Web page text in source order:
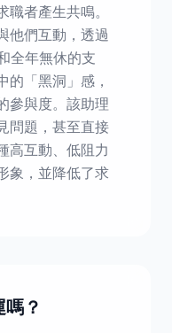
者產生共鳴。
他們互動，透過
全年無休的支
的「黑洞」感，
參與度。該助理
問題，甚至直接
高互動、低阻力
象，並降低了求
？